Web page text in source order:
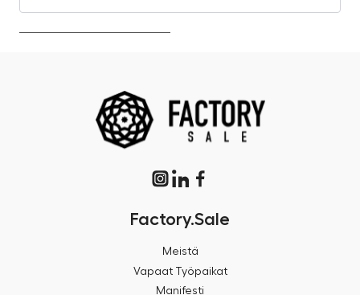
Factory.Sale
Meistä
Vapaat Työpaikat
Manifesti